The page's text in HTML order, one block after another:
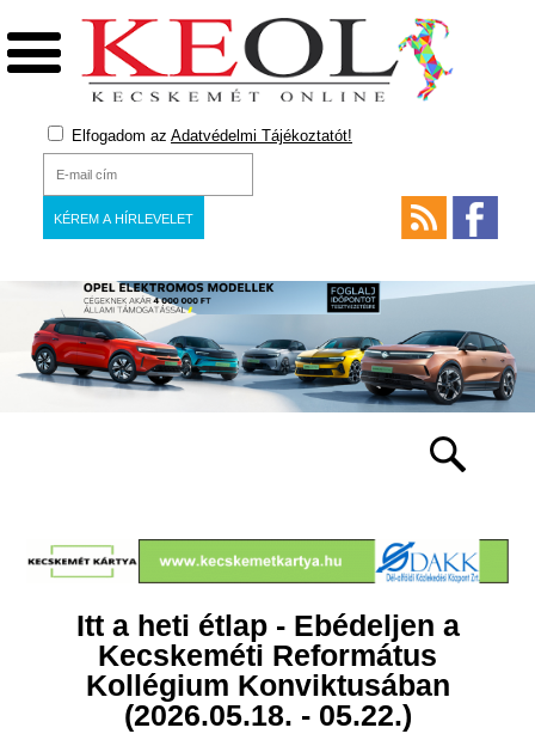
Elfogadom az Adatvédelmi Tájékoztatót!
Itt a heti étlap - Ebédeljen a
Kecskeméti Református
Kollégium Konviktusában
(2026.05.18. - 05.22.)